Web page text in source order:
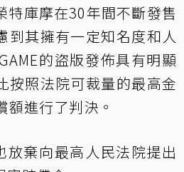
特庫摩在30年間不斷發售
到其擁有一定知名度和人
的盜版發佈具有明顯
按照法院可裁量的最高金
進行了判決。
放棄向最高人民法院提出